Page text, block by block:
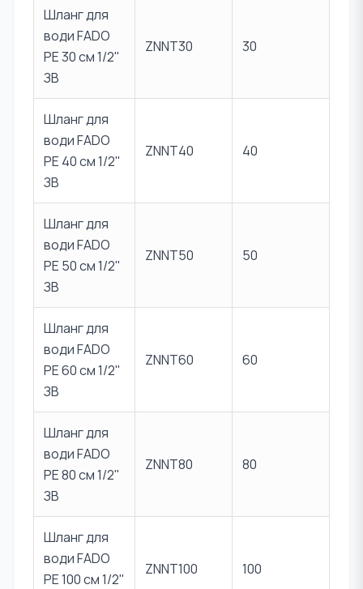
Шланг для
води FADO
PE 30 см 1/2"
ЗВ
ZNNT30 30
Шланг для
води FADO
PE 40 см 1/2"
ЗВ
ZNNT40 40
Шланг для
води FADO
PE 50 см 1/2"
ЗВ
ZNNT50 50
Шланг для
води FADO
PE 60 см 1/2"
ЗВ
ZNNT60 60
Шланг для
води FADO
PE 80 см 1/2"
ЗВ
ZNNT80 80
Шланг для
води FADO
PE 100 см 1/2"
ZNNT100 100